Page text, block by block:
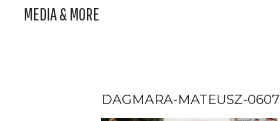
MEDIA & MORE
DAGMARA-MATEUSZ-0607